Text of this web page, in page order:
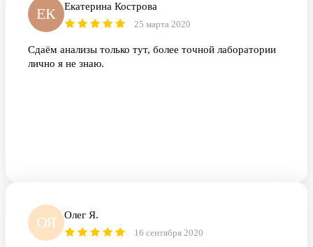
ЕК Екатерина Кострова
25 марта 2020
Сдаём анализы только тут, более точной лаборатории
лично я не знаю.
ОЯ Олег Я.
16 сентября 2020